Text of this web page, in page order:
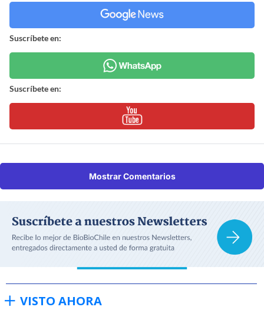
Suscríbete en:
Suscríbete en:
Mostrar Comentarios
VISTO AHORA